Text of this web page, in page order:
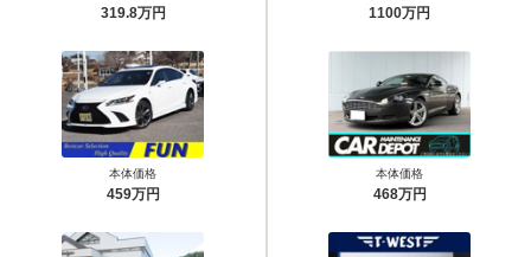
319.8万円
本体価格
459万円
1100万円
本体価格
468万円